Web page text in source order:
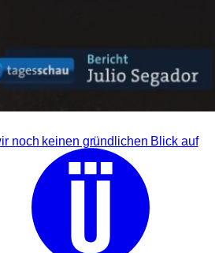
noch keinen gründlichen Blick auf